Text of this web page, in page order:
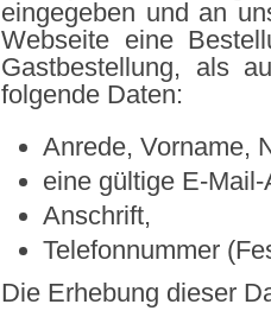
eingegeben und an
Webseite eine
Gastbestellung, als
folgende Daten:
Anrede, Vorname,
eine gültige E-
Anschrift,
Telefonnummer
Die Erhebung dieser